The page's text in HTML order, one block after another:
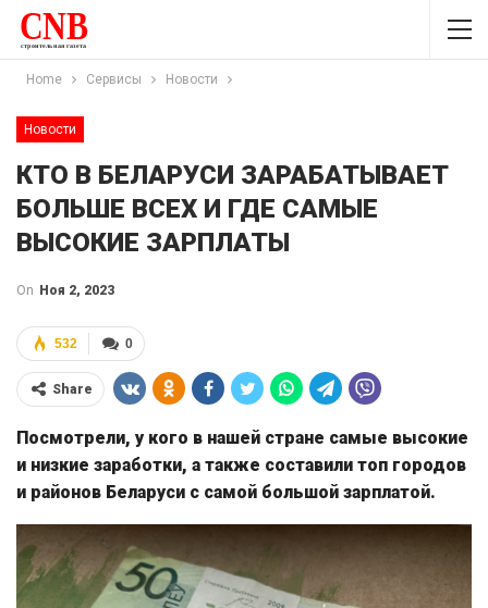
Home Сервисы Новости
Новости
КТО В БЕЛАРУСИ ЗАРАБАТЫВАЕТ
БОЛЬШЕ ВСЕХ И ГДЕ САМЫЕ
ВЫСОКИЕ ЗАРПЛАТЫ
On Ноя 2, 2023
0
532
Share
Посмотрели, у кого в нашей стране самые высокие
и низкие заработки, а также составили топ городов
и районов Беларуси с самой большой зарплатой.